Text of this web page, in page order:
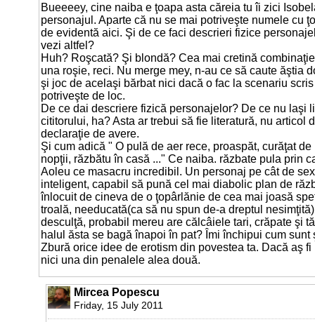
Bueeeey, cine naiba e ţoapa asta căreia tu îi zici
personajul. Aparte că nu se mai potriveşte numele cu
de evidentă aici. Şi de ce faci descrieri fizice
vezi altfel?
Huh? Roşcată? Şi blondă? Cea mai cretină
una roşie, reci. Nu merge mey, n-au ce să caute ăştia
şi joc de acelaşi bărbat nici dacă o fac la scenariu
potriveşte de loc.
De ce dai descriere fizică personajelor? De ce nu laşi
cititorului, ha? Asta ar trebui să fie literatură, nu articol
declaraţie de avere.
Şi cum adică " O pulă de aer rece, proaspăt, curăţat
nopţii, răzbătu în casă ..." Ce naiba. răzbate pula prin
Aoleu ce masacru incredibil. Un personaj pe cât de
inteligent, capabil să pună cel mai diabolic plan de
înlocuit de cineva de o ţopârlănie de cea mai joasă
troală, needucată(ca să nu spun de-a dreptul
desculţă, probabil mereu are călcâiele tari, crăpate şi
halul ăsta se bagă înapoi în pat? Îmi închipui cum sunt
Zbură orice idee de erotism din povestea ta. Dacă aş fi
nici una din penalele alea două.
Mircea Popescu
Friday, 15 July 2011